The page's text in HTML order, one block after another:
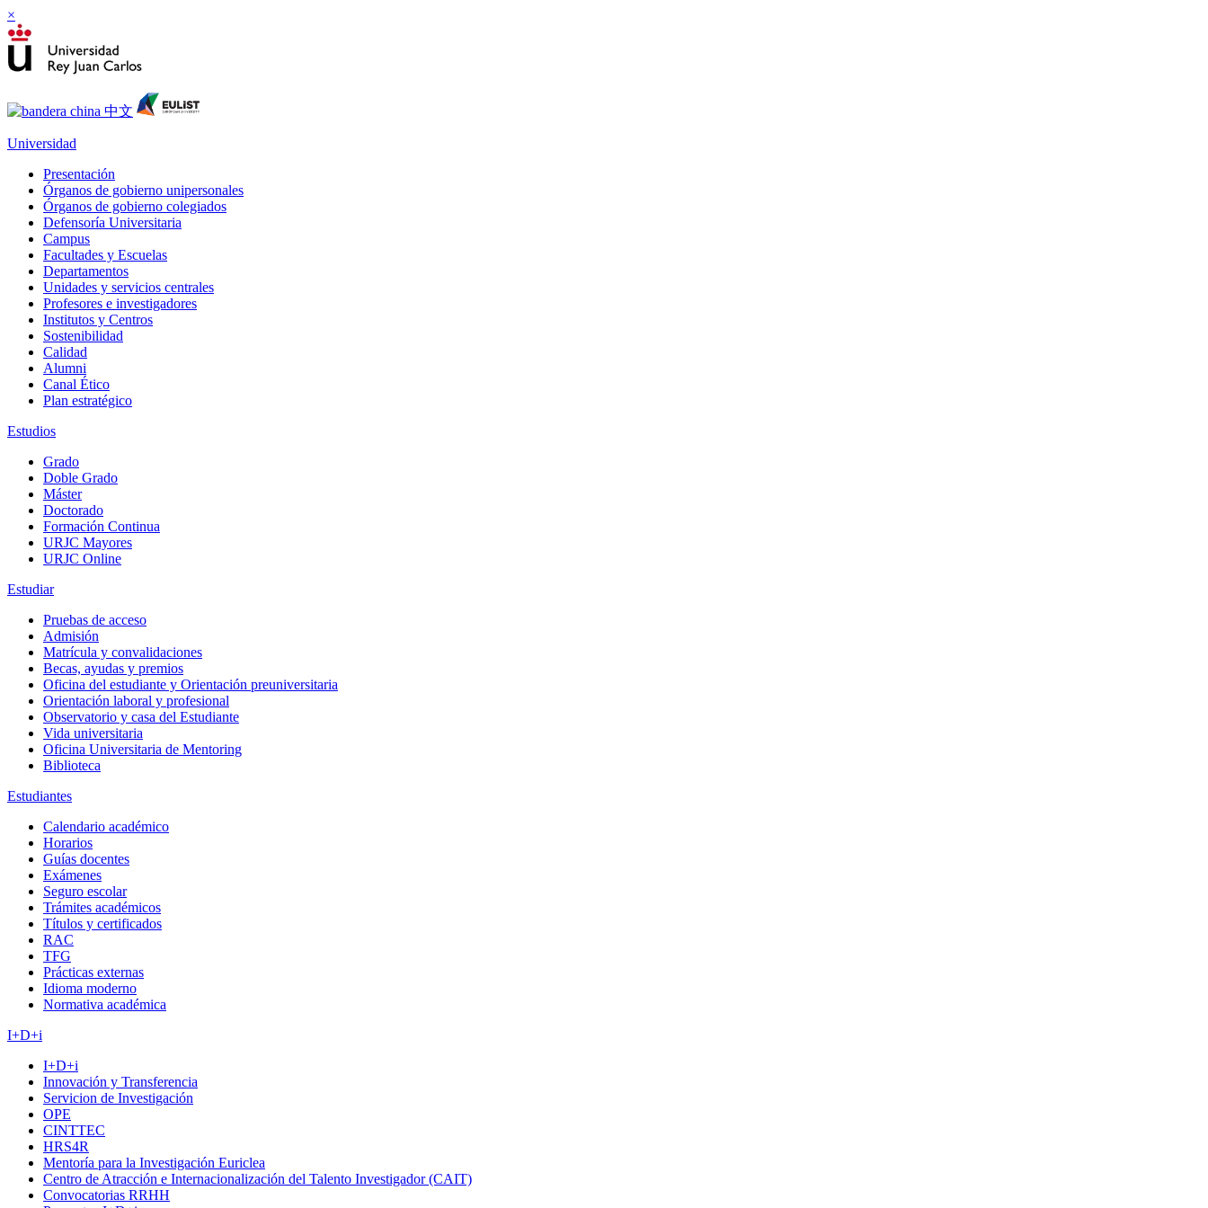
×
Universidad
Presentación
Órganos de gobierno unipersonales
Órganos de gobierno colegiados
Defensoría Universitaria
Campus
Facultades y Escuelas
Departamentos
Unidades y servicios centrales
Profesores e investigadores
Institutos y Centros
Sostenibilidad
Calidad
Alumni
Canal Ético
Plan estratégico
Estudios
Grado
Doble Grado
Máster
Doctorado
Formación Continua
URJC Mayores
URJC Online
Estudiar
Pruebas de acceso
Admisión
Matrícula y convalidaciones
Becas, ayudas y premios
Oficina del estudiante y Orientación preuniversitaria
Orientación laboral y profesional
Observatorio y casa del Estudiante
Vida universitaria
Oficina Universitaria de Mentoring
Biblioteca
Estudiantes
Calendario académico
Horarios
Guías docentes
Exámenes
Seguro escolar
Trámites académicos
Títulos y certificados
RAC
TFG
Prácticas externas
Idioma moderno
Normativa académica
I+D+i
I+D+i
Innovación y Transferencia
Servicion de Investigación
OPE
CINTTEC
HRS4R
Mentoría para la Investigación Euriclea
Centro de Atracción e Internacionalización del Talento Investigador (CAIT)
Convocatorias RRHH